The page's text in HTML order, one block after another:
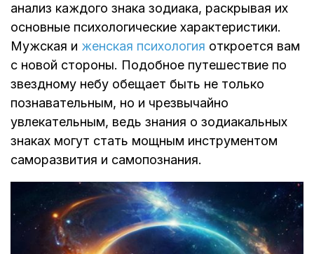
анализ каждого знака зодиака, раскрывая их
основные психологические характеристики.
Мужская и женская психология откроется вам
с новой стороны. Подобное путешествие по
звездному небу обещает быть не только
познавательным, но и чрезвычайно
увлекательным, ведь знания о зодиакальных
знаках могут стать мощным инструментом
саморазвития и самопознания.